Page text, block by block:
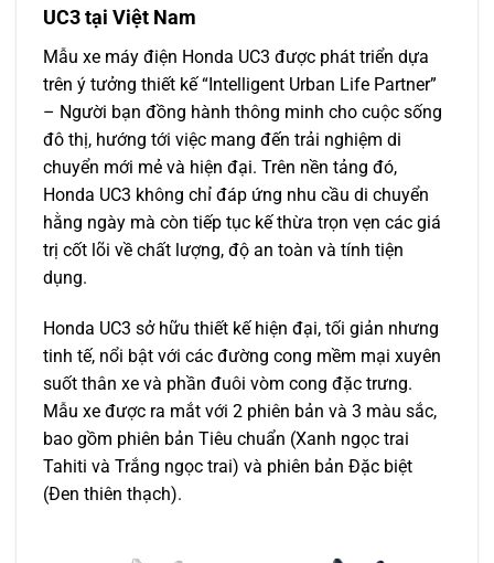
UC3 tại Việt Nam
Mẫu xe máy điện Honda UC3 được phát triển dựa
trên ý tưởng thiết kế “Intelligent Urban Life Partner”
– Người bạn đồng hành thông minh cho cuộc sống
đô thị, hướng tới việc mang đến trải nghiệm di
chuyển mới mẻ và hiện đại. Trên nền tảng đó,
Honda UC3 không chỉ đáp ứng nhu cầu di chuyển
hằng ngày mà còn tiếp tục kế thừa trọn vẹn các giá
trị cốt lõi về chất lượng, độ an toàn và tính tiện
dụng.
Honda UC3 sở hữu thiết kế hiện đại, tối giản nhưng
tinh tế, nổi bật với các đường cong mềm mại xuyên
suốt thân xe và phần đuôi vòm cong đặc trưng.
Mẫu xe được ra mắt với 2 phiên bản và 3 màu sắc,
bao gồm phiên bản Tiêu chuẩn (Xanh ngọc trai
Tahiti và Trắng ngọc trai) và phiên bản Đặc biệt
(Đen thiên thạch).